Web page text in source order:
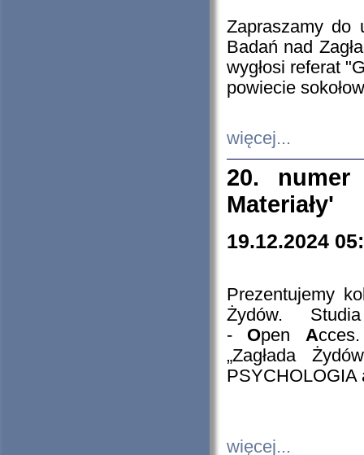
Zapraszamy do
Badań nad
wygłosi referat
powiecie
więcej...
20. numer
Materiały'
19.12.2024
Prezentujemy
Żydów.
- Open A
„Zagłada
PSYCHOLOGIA
więcej...